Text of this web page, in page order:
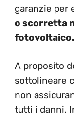
garanzie per
o scorretta
fotovoltaico.
A proposito
sottolineare
non
tutti i danni.